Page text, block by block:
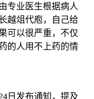
专业医生根据病人
越俎代庖，自己给
可以很严重，不仅
的人用不上药的情
日发布通知，提及